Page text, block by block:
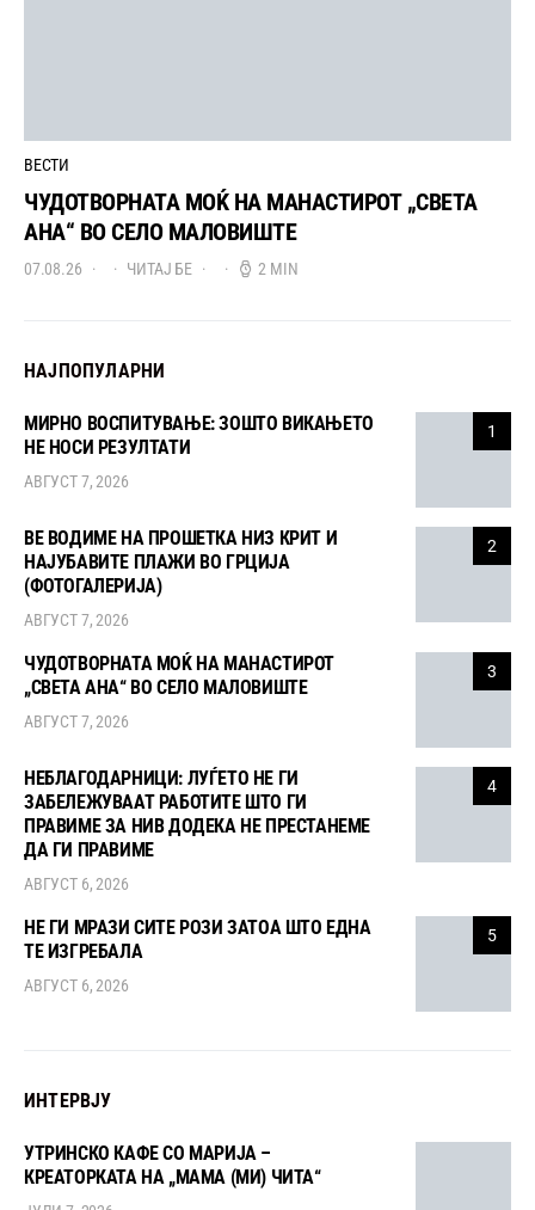
ВЕСТИ
ЧУДОТВОРНАТА МОЌ НА МАНАСТИРОТ „СВЕТА
АНА“ ВО СЕЛО МАЛОВИШТЕ
07.08.26 ЧИТАЈ БЕ 2 MIN
НАЈПОПУЛАРНИ
1
МИРНО ВОСПИТУВАЊЕ: ЗОШТО ВИКАЊЕТО
НЕ НОСИ РЕЗУЛТАТИ
АВГУСТ 7, 2026
2
ВЕ ВОДИМЕ НА ПРОШЕТКА НИЗ КРИТ И
НАЈУБАВИТЕ ПЛАЖИ ВО ГРЦИЈА
(ФОТОГАЛЕРИЈА)
АВГУСТ 7, 2026
3
ЧУДОТВОРНАТА МОЌ НА МАНАСТИРОТ
„СВЕТА АНА“ ВО СЕЛО МАЛОВИШТЕ
АВГУСТ 7, 2026
4
НЕБЛАГОДАРНИЦИ: ЛУЃЕТО НЕ ГИ
ЗАБЕЛЕЖУВААТ РАБОТИТЕ ШТО ГИ
ПРАВИМЕ ЗА НИВ ДОДЕКА НЕ ПРЕСТАНЕМЕ
ДА ГИ ПРАВИМЕ
АВГУСТ 6, 2026
5
НЕ ГИ МРАЗИ СИТЕ РОЗИ ЗАТОА ШТО ЕДНА
ТЕ ИЗГРЕБАЛА
АВГУСТ 6, 2026
ИНТЕРВЈУ
УТРИНСКО КАФЕ СО МАРИЈА –
КРЕАТОРКАТА НА „МАМА (МИ) ЧИТА“